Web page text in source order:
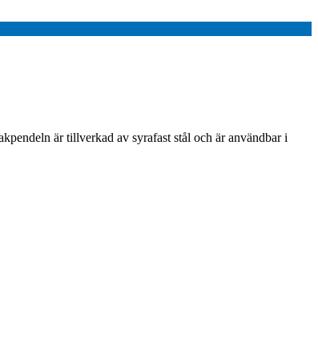
är tillverkad av syrafast stål och är användbar i